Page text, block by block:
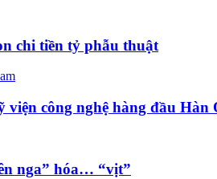
chi tiền tỷ phẫu thuật
công nghệ hàng đầu Hàn
nga” hóa… “vịt”